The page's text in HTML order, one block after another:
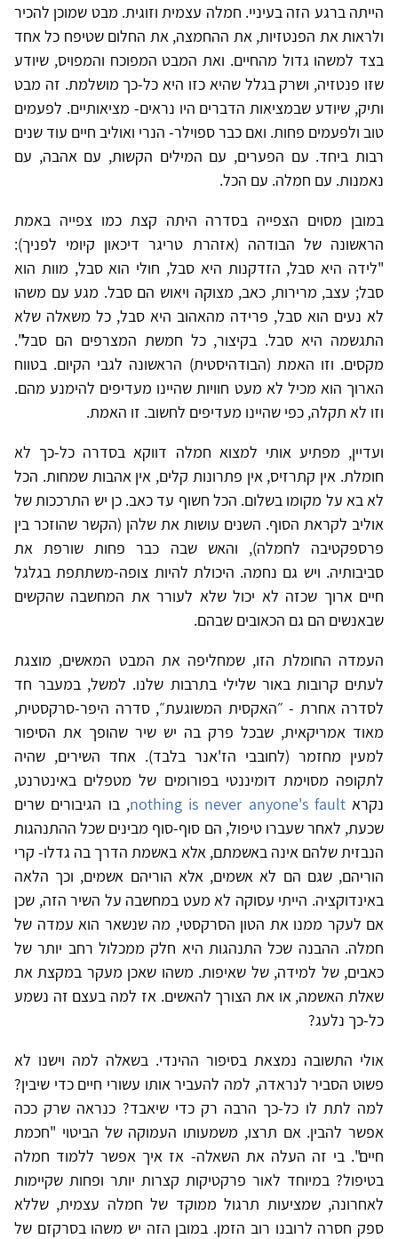
הייתה ברגע הזה בעיניי. חמלה עצמית וזוגית. מבט שמוכן להכיר
ולראות את הפנטזיות, את ההחמצה, את החלום שטיפח כל אחד
בצד למשהו גדול מהחיים. ואת המבט המפוכח והמפויס, שיודע
שזו פנטזיה, ושרק בגלל שהיא כזו היא כל-כך מושלמת. זה מבט
ותיק, שיודע שבמציאות הדברים היו נראים- מציאותיים. לפעמים
טוב ולפעמים פחות. ואם כבר ספוילר- הנרי ואוליב חיים עוד שנים
רבות ביחד. עם הפערים, עם המילים הקשות, עם אהבה, עם
נאמנות. עם חמלה. עם הכל.
במובן מסוים הצפייה בסדרה היתה קצת כמו צפייה באמת
הראשונה של הבודהה (אזהרת טריגר דיכאון קיומי לפניך):
"לידה היא סבל, הזדקנות היא סבל, חולי הוא סבל, מוות הוא
סבל; עצב, מרירות, כאב, מצוקה ויאוש הם סבל. מגע עם משהו
לא נעים הוא סבל, פרידה מהאהוב היא סבל, כל משאלה שלא
התגשמה היא סבל. בקיצור, כל חמשת המצרפים הם סבל".
מקסים. וזו האמת (הבודהיסטית) הראשונה לגבי הקיום. בטווח
הארוך הוא מכיל לא מעט חוויות שהיינו מעדיפים להימנע מהם.
וזו לא תקלה, כפי שהיינו מעדיפים לחשוב. זו האמת.
ועדיין, מפתיע אותי למצוא חמלה דווקא בסדרה כל-כך לא
חומלת. אין קתרזיס, אין פתרונות קלים, אין אהבות שמחות. הכל
לא בא על מקומו בשלום. הכל חשוף עד כאב. כן יש התרככות של
אוליב לקראת הסוף. השנים עושות את שלהן (הקשר שהוזכר בין
פרספקטיבה לחמלה), והאש שבה כבר פחות שורפת את
סביבותיה. ויש גם נחמה. היכולת להיות צופה-משתתפת בגלגל
חיים ארוך שכזה לא יכול שלא לעורר את המחשבה שהקשים
שבאנשים הם גם הכאובים שבהם.
העמדה החומלת הזו, שמחליפה את המבט המאשים, מוצגת
לעתים קרובות באור שלילי בתרבות שלנו. למשל, במעבר חד
לסדרה אחרת - ״האקסית המשוגעת״, סדרה היפר-סרקסטית,
מאוד אמריקאית, שבכל פרק בה יש שיר שהופך את הסיפור
למעין מחזמר (לחובבי הז'אנר בלבד). אחד השירים, שהיה
לתקופה מסוימת דומיננטי בפורומים של מטפלים באינטרנט,
נקראnothing is never anyone's fault, בו הגיבורים שרים
שכעת, לאחר שעברו טיפול, הם סוף-סוף מבינים שכל ההתנהגות
הנבזית שלהם אינה באשמתם, אלא באשמת הדרך בה גדלו- קרי
הוריהם, שגם הם לא אשמים, אלא הוריהם אשמים, וכך הלאה
באינדוקציה. הייתי עסוקה לא מעט במחשבה על השיר הזה, שכן
אם לעקר ממנו את הטון הסרקסטי, מה שנשאר הוא עמדה של
חמלה. ההבנה שכל התנהגות היא חלק ממכלול רחב יותר של
כאבים, של למידה, של שאיפות. משהו שאכן מעקר במקצת את
שאלת האשמה, או את הצורך להאשים. אז למה בעצם זה נשמע
כל-כך נלעג?
אולי התשובה נמצאת בסיפור ההינדי. בשאלה למה וישנו לא
פשוט הסביר לנראדה, למה להעביר אותו עשורי חיים כדי שיבין?
למה לתת לו כל-כך הרבה רק כדי שיאבד? כנראה שרק ככה
אפשר להבין. אם תרצו, משמעותו העמוקה של הביטוי "חכמת
חיים". בי זה העלה את השאלה- אז איך אפשר ללמוד חמלה
בטיפול? במיוחד לאור פרקטיקות קצרות יותר ופחות שקיימות
לאחרונה, שמציעות תרגול ממוקד של חמלה עצמית, שללא
ספק חסרה לרובנו רוב הזמן. במובן הזה יש משהו בסרקזם של